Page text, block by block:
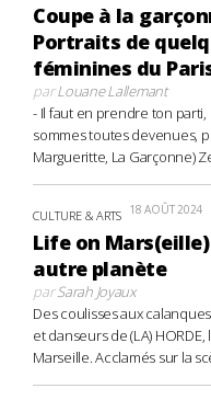
Coupe à la
Portraits de
féminines du
parLouane Lallemant
- Il faut en prendre ton
sommes toutes devenues,
Margueritte, La Garçonne)
CULTURE & ARTS 18 AOÛT 2024
Life on
autre planète
parSarah Joyaux
Des coulisses aux
et danseurs de (LA)
Marseille. Acclamés sur la